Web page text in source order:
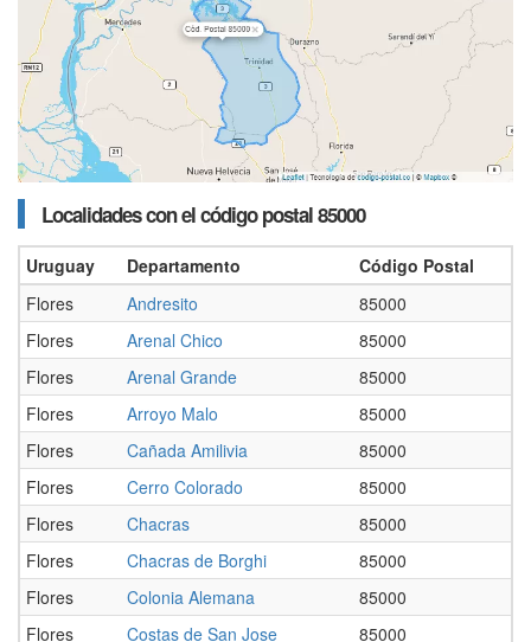
Localidades con el código postal 85000
Uruguay Departamento
Código Postal
Flores
Andresito
85000
Flores
Arenal Chico
85000
Flores
Arenal Grande
85000
Flores
Arroyo Malo
85000
Flores
Cañada Amilivia
85000
Flores
Cerro Colorado
85000
Flores
Chacras
85000
Flores
Chacras de Borghi
85000
Flores
Colonia Alemana
85000
Flores
Costas de San Jose
85000